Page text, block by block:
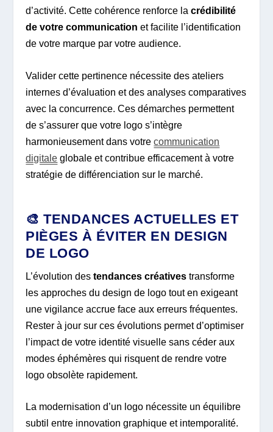
d’activité. Cette cohérence renforce lacrédibilité
de votre communication et facilite l’identification
de votre marque par votre audience.
Valider cette pertinence nécessite des ateliers
internes d’évaluation et des analyses comparatives
avec la concurrence. Ces démarches permettent
de s’assurer que votre logo s’intègre
harmonieusement dans votrecommunication
digitale globale et contribue efficacement à votre
stratégie de différenciation sur le marché.
🎨 TENDANCES ACTUELLES ET
PIÈGES À ÉVITER EN DESIGN
DE LOGO
L’évolution destendances créatives transforme
les approches du design de logo tout en exigeant
une vigilance accrue face aux erreurs fréquentes.
Rester à jour sur ces évolutions permet d’optimiser
l’impact de votre identité visuelle sans céder aux
modes éphémères qui risquent de rendre votre
logo obsolète rapidement.
La modernisation d’un logo nécessite un équilibre
subtil entre innovation graphique et intemporalité.